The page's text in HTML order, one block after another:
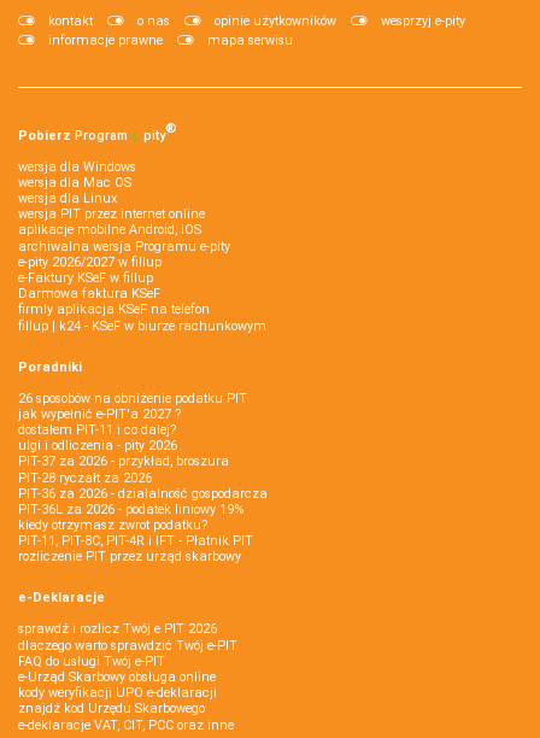
kontakt o nas opinie użytkowników
wesprzyj e-pity
informacje prawne
mapa serwisu
Pobierz Program e‑pity®
wersja dla Windows
wersja dla Mac OS
wersja dla Linux
wersja PIT przez internet online
aplikacje mobilne Android, iOS
archiwalna wersja Programu e-pity
e-pity 2026/2027 w fillup
e‑Faktury KSeF w fillup
Darmowa faktura KSeF
firmly aplikacja KSeF na telefon
fillup | k24 - KSeF w biurze rachunkowym
Poradniki
26 sposobów na obniżenie podatku PIT
jak wypełnić e-PIT'a 2027 ?
dostałem PIT-11 i co dalej?
ulgi i odliczenia - pity 2026
PIT-37 za 2026 - przykład, broszura
PIT-28 ryczałt za 2026
PIT-36 za 2026 - działalność gospodarcza
PIT-36L za 2026 - podatek liniowy 19%
kiedy otrzymasz zwrot podatku?
PIT-11, PIT-8C, PIT-4R i IFT - Płatnik PIT
rozliczenie PIT przez urząd skarbowy
e-Deklaracje
sprawdź i rozlicz Twój e PIT 2026
dlaczego warto sprawdzić Twój e-PIT
FAQ do usługi Twój e-PIT
e-Urząd Skarbowy obsługa online
kody weryfikacji UPO e-deklaracji
znajdź kod Urzędu Skarbowego
e-deklaracje VAT, CIT, PCC oraz inne